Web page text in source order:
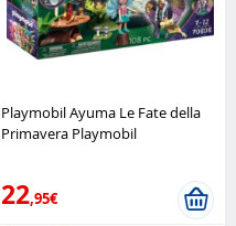
Playmobil Ayuma Le Fate della
Primavera Playmobil
22,95€